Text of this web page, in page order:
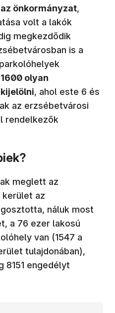
önkormányzat,
volt a lakók
megkezdődik
is a
olyan
, ahol este 6 és
az erzsébetvárosi
rendelkezők
meglett az
kerület az
náluk most
a 76 ezer lakosú
van (1547 a
tulajdonában),
8151 engedélyt